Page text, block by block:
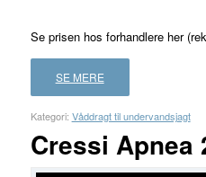
Se prisen hos forhandlere her
SE MERE
Kategori: Våddragt til undervandsjagt
Cressi Apnea